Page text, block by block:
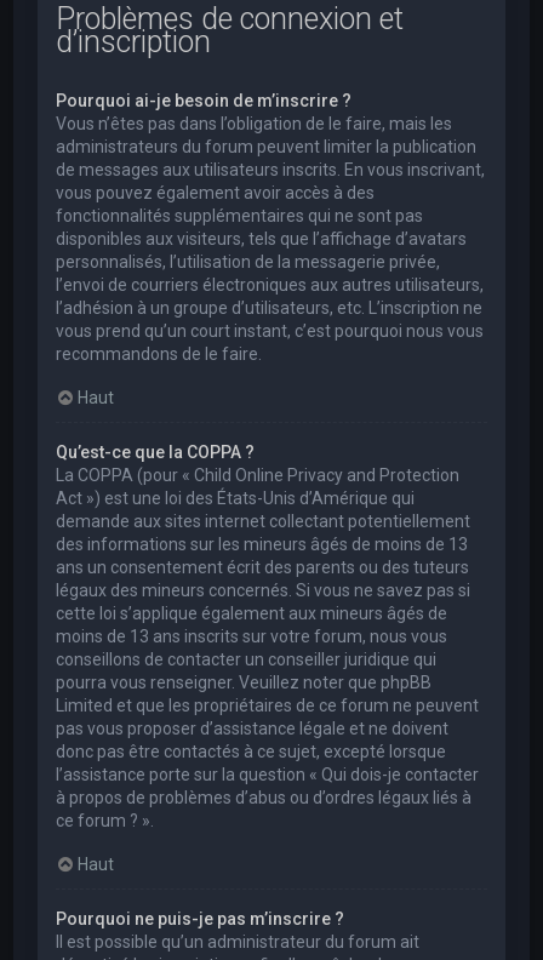
Problèmes de connexion et
d’inscription
Pourquoi ai-je besoin de m’inscrire ?
Vous n’êtes pas dans l’obligation de le faire, mais les
administrateurs du forum peuvent limiter la publication
de messages aux utilisateurs inscrits. En vous inscrivant,
vous pouvez également avoir accès à des
fonctionnalités supplémentaires qui ne sont pas
disponibles aux visiteurs, tels que l’affichage d’avatars
personnalisés, l’utilisation de la messagerie privée,
l’envoi de courriers électroniques aux autres utilisateurs,
l’adhésion à un groupe d’utilisateurs, etc. L’inscription ne
vous prend qu’un court instant, c’est pourquoi nous vous
recommandons de le faire.
Haut
Qu’est-ce que la COPPA ?
La COPPA (pour « Child Online Privacy and Protection
Act ») est une loi des États-Unis d’Amérique qui
demande aux sites internet collectant potentiellement
des informations sur les mineurs âgés de moins de 13
ans un consentement écrit des parents ou des tuteurs
légaux des mineurs concernés. Si vous ne savez pas si
cette loi s’applique également aux mineurs âgés de
moins de 13 ans inscrits sur votre forum, nous vous
conseillons de contacter un conseiller juridique qui
pourra vous renseigner. Veuillez noter que phpBB
Limited et que les propriétaires de ce forum ne peuvent
pas vous proposer d’assistance légale et ne doivent
donc pas être contactés à ce sujet, excepté lorsque
l’assistance porte sur la question « Qui dois-je contacter
à propos de problèmes d’abus ou d’ordres légaux liés à
ce forum ? ».
Haut
Pourquoi ne puis-je pas m’inscrire ?
Il est possible qu’un administrateur du forum ait